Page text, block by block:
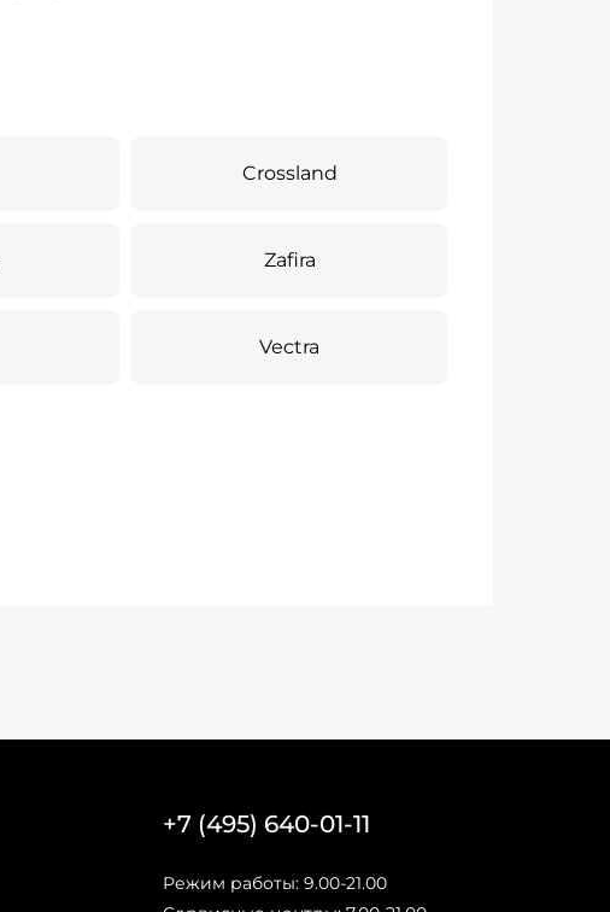
Crossland
Zafira
Vectra
+7 (495) 640-01-11
Режим работы: 9.00-21.00